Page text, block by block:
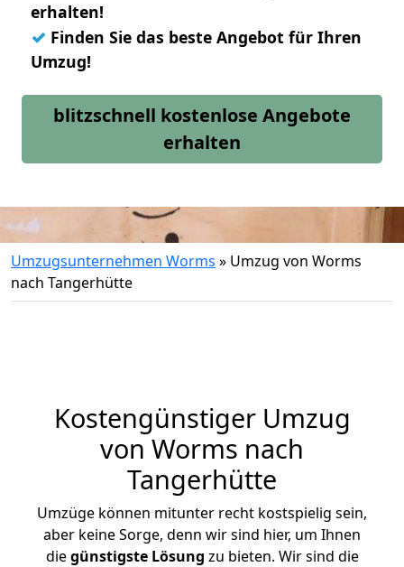
erhalten!
✓ Finden Sie das beste Angebot für Ihren
Umzug!
blitzschnell kostenlose Angebote
erhalten
Umzugsunternehmen Worms » Umzug von Worms
nach Tangerhütte
Kostengünstiger Umzug
von Worms nach
Tangerhütte
Umzüge können mitunter recht kostspielig sein,
aber keine Sorge, denn wir sind hier, um Ihnen
diegünstigste Lösung zu bieten. Wir sind die